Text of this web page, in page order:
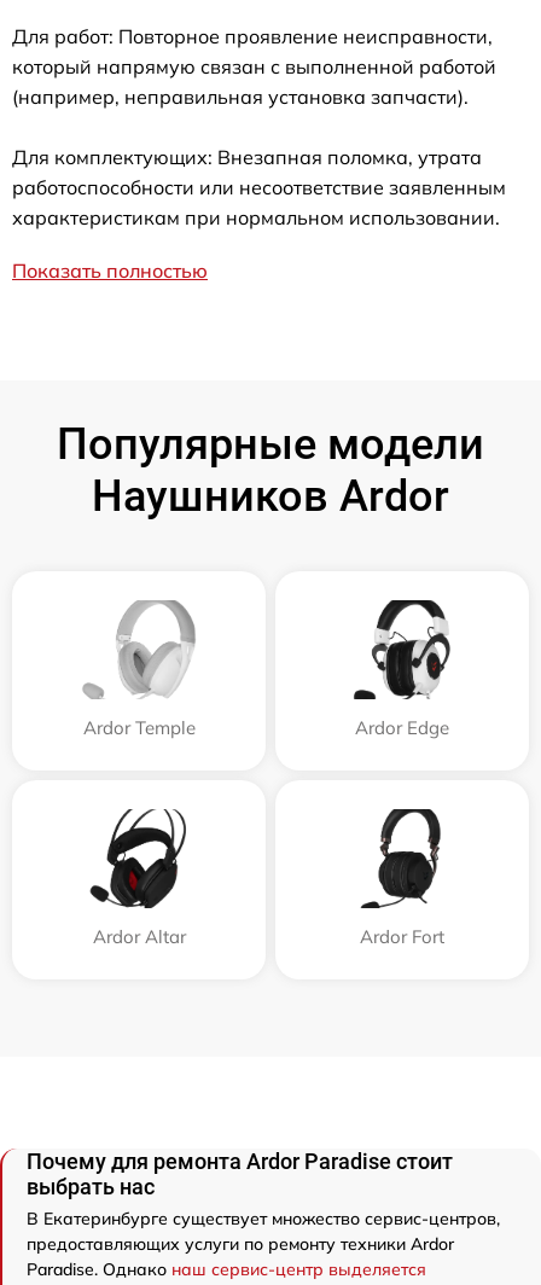
Для работ: Повторное проявление неисправности,
который напрямую связан с выполненной работой
(например, неправильная установка запчасти).
Для комплектующих: Внезапная поломка, утрата
работоспособности или несоответствие заявленным
характеристикам при нормальном использовании.
Показать полностью
Популярные модели
Наушников Ardor
Ardor Temple Ardor Edge
Ardor Аltar Ardor Fort
Почему для ремонта Ardor Paradise стоит
выбрать нас
В Екатеринбурге существует множество сервис-центров,
предоставляющих услуги по ремонту техники Ardor
Paradise. Однако наш сервис-центр выделяется